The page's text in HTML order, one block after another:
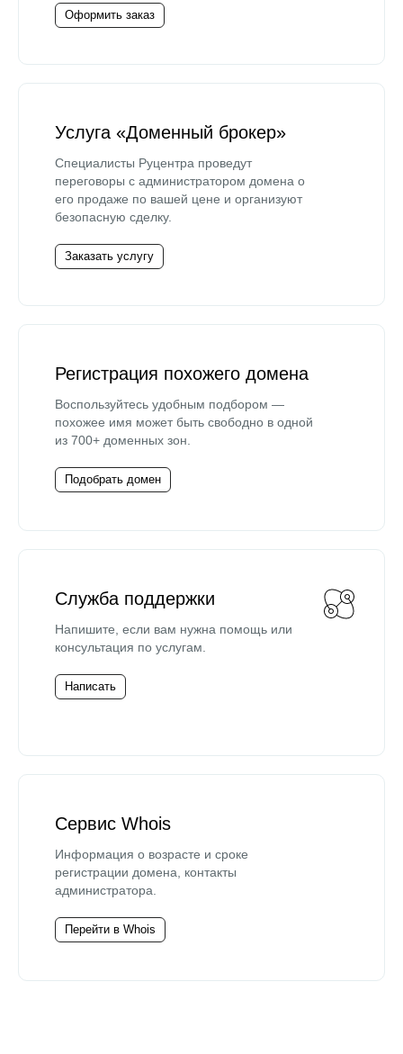
Оформить заказ
Услуга «Доменный брокер»
Специалисты Руцентра проведут
переговоры с администратором домена о
его продаже по вашей цене и организуют
безопасную сделку.
Заказать услугу
Регистрация похожего домена
Воспользуйтесь удобным подбором —
похожее имя может быть свободно в одной
из 700+ доменных зон.
Подобрать домен
Служба поддержки
Напишите, если вам нужна помощь или
консультация по услугам.
Написать
Сервис Whois
Информация о возрасте и сроке
регистрации домена, контакты
администратора.
Перейти в Whois